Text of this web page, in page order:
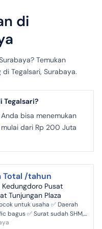
di
Temukan
Tegalsari, Surabaya.
Tegalsari?
bisa menemukan
mulai dari Rp 200 Juta
Total /tahun
Kedungdoro Pusat
Tunjungan Plaza
untuk usaha ✅ Daerah
bagus ✅ Surat sudah SHM,